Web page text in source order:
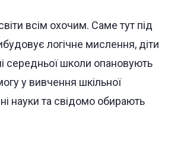
всім охочим. Саме тут під
логічне мислення, діти
середньої школи опановують
у вивчення шкільної
науки та свідомо обирають